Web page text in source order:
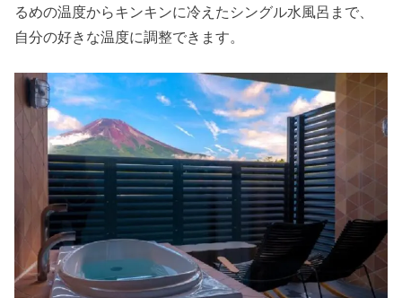
るめの温度からキンキンに冷えたシングル水風呂まで、
自分の好きな温度に調整できます。